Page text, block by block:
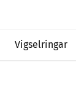
Vigselringar